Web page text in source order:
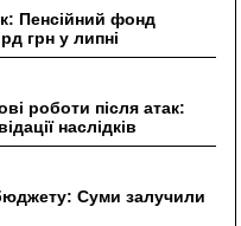
Пенсійний фонд
грн у липні
роботи після атак:
наслідків
Суми залучили